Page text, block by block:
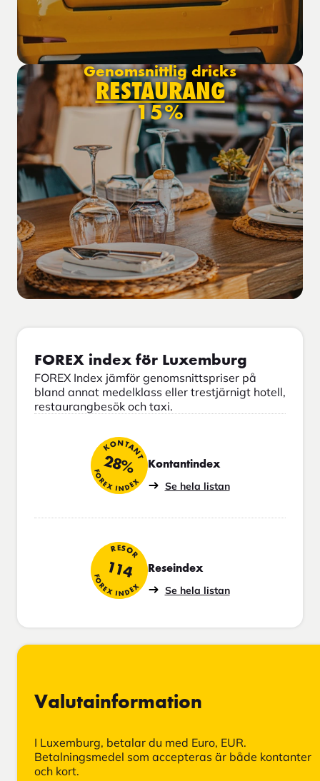
Genomsnittlig dricks
RESTAURANG
15%
FOREX index för Luxemburg
FOREX Index jämför genomsnittspriser på
bland annat medelklass eller trestjärnigt hotell,
restaurangbesök och taxi.
KONTANT
28%
FOREX INDEX
Kontantindex
Se hela listan
RESOR
114
FOREX INDEX
Reseindex
Se hela listan
Valutainformation
I Luxemburg, betalar du med Euro, EUR.
Betalningsmedel som accepteras är både kontanter
och kort.